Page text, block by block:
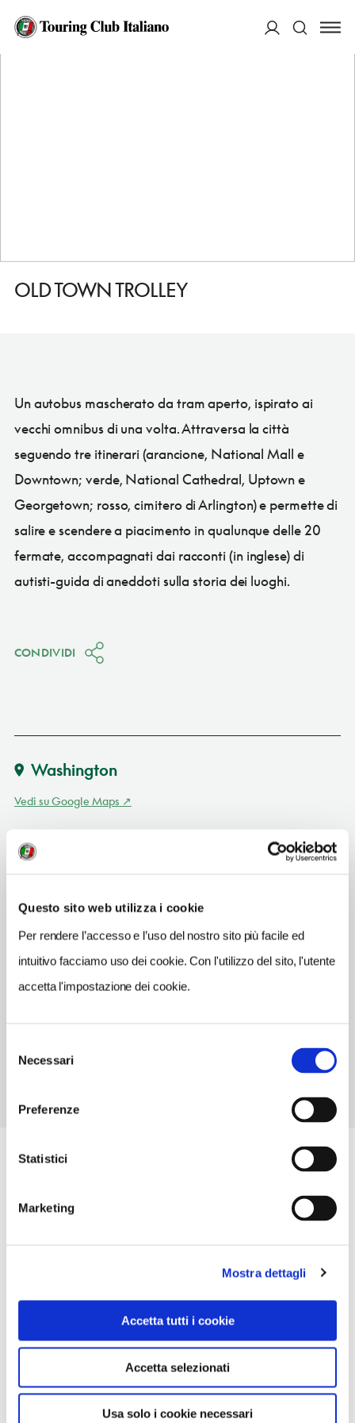
Questo sito web utilizza i cookie
Per rendere l’accesso e l’uso del nostro sito più facile ed
intuitivo facciamo uso dei cookie. Con l'utilizzo del sito, l'utente
accetta l'impostazione dei cookie.
delNecessari
Preferenze
Statistici
Marketing
Mostra dettagli
Accetta tutti i cookie
Accetta selezionati
Usa solo i cookie necessari
HOME
OLD TOWN TROLLEY
Un autobus mascherato da tram aperto, ispirato ai
vecchi omnibus di una volta. Attraversa la città
seguendo tre itinerari (arancione, National Mall e
Downtown; verde, National Cathedral, Uptown e
Georgetown; rosso, cimitero di Arlington) e permette di
salire e scendere a piacimento in qualunque delle 20
fermate, accompagnati dai racconti (in inglese) di
autisti-guida di aneddoti sulla storia dei luoghi.
CONDIVIDI
Washington
Vedi su Google Maps
INDIRIZZO
50 Massachusetts Avenue NE
SITO WEB
www.trolleytours.com/washington-dc
TELEFONO
2028329800